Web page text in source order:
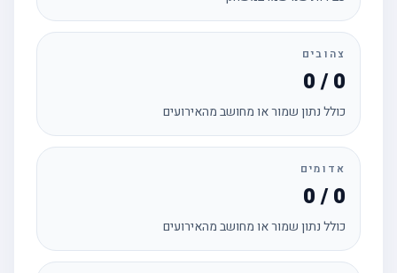
צהובים
0 / 0
כולל נתון שמור או מחושב מהאירועים
אדומים
0 / 0
כולל נתון שמור או מחושב מהאירועים